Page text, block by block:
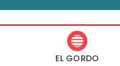
EL GORDO